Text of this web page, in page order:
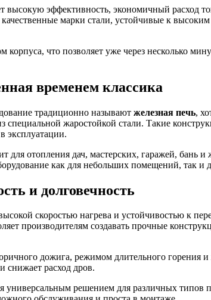
высокую эффективность, экономичный расход
марки стали, устойчивые к
что позволяет уже через несколько
временем классика
традиционно называют железная печь,
специальной жаростойкой стали. Такие
эксплуатации.
для отопления дач, мастерских, гаражей, бань
как для небольших помещений, так и
и долговечность
скоростью нагрева и устойчивостью к
производителям создавать прочные
дожига, режимом длительного горения
снижает расход дров.
универсальным решением для различных